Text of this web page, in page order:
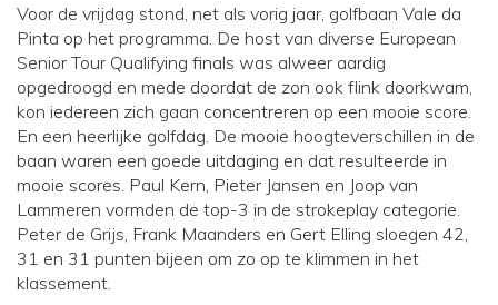
Voor de vrijdag stond, net als vorig jaar, golfbaan Vale da
Pinta op het programma. De host van diverse European
Senior Tour Qualifying finals was alweer aardig
opgedroogd en mede doordat de zon ook flink doorkwam,
kon iedereen zich gaan concentreren op een mooie score.
En een heerlijke golfdag. De mooie hoogteverschillen in de
baan waren een goede uitdaging en dat resulteerde in
mooie scores. Paul Kern, Pieter Jansen en Joop van
Lammeren vormden de top-3 in de strokeplay categorie.
Peter de Grijs, Frank Maanders en Gert Elling sloegen 42,
31 en 31 punten bijeen om zo op te klimmen in het
klassement.